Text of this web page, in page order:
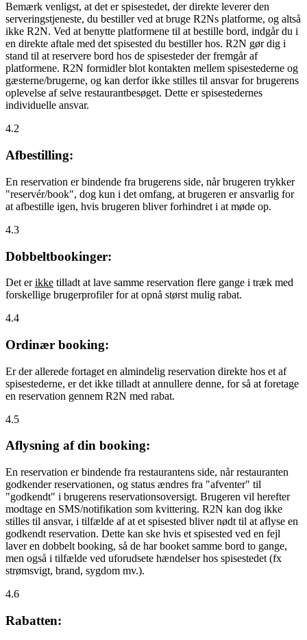
Bemærk venligst, at det er spisestedet, der direkte leverer den
serveringstjeneste, du bestiller ved at bruge R2Ns platforme, og altså
ikke R2N. Ved at benytte platformene til at bestille bord, indgår du i
en direkte aftale med det spisested du bestiller hos. R2N gør dig i
stand til at reservere bord hos de spisesteder der fremgår af
platformene. R2N formidler blot kontakten mellem spisestederne og
gæsterne/brugerne, og kan derfor ikke stilles til ansvar for brugerens
oplevelse af selve restaurantbesøget. Dette er spisestedernes
individuelle ansvar.
4.2
Afbestilling:
En reservation er bindende fra brugerens side, når brugeren trykker
"reservér/book", dog kun i det omfang, at brugeren er ansvarlig for
at afbestille igen, hvis brugeren bliver forhindret i at møde op.
4.3
Dobbeltbookinger:
Det erikke tilladt at lave samme reservation flere gange i træk med
forskellige brugerprofiler for at opnå størst mulig rabat.
4.4
Ordinær booking:
Er der allerede fortaget en almindelig reservation direkte hos et af
spisestederne, er det ikke tilladt at annullere denne, for så at foretage
en reservation gennem R2N med rabat.
4.5
Aflysning af din booking:
En reservation er bindende fra restaurantens side, når restauranten
godkender reservationen, og status ændres fra "afventer" til
"godkendt" i brugerens reservationsoversigt. Brugeren vil herefter
modtage en SMS/notifikation som kvittering. R2N kan dog ikke
stilles til ansvar, i tilfælde af at et spisested bliver nødt til at aflyse en
godkendt reservation. Dette kan ske hvis et spisested ved en fejl
laver en dobbelt booking, så de har booket samme bord to gange,
men også i tilfælde ved uforudsete hændelser hos spisestedet (fx
strømsvigt, brand, sygdom mv.).
4.6
Rabatten: